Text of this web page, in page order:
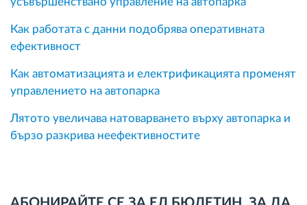
Как работата с данни подобрява оперативната
ефективност
Как автоматизацията и електрификацията променят
управлението на автопарка
Лятото увеличава натоварването върху автопарка и
бързо разкрива неефективностите